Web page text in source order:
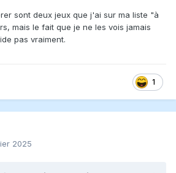
souviens à peine
jeu a 2 mais méchant!
surtout un beau jeu
sont deux jeux que j'ai sur ma liste "à
mais le fait que je ne les vois jamais
pas vraiment.
1
2025